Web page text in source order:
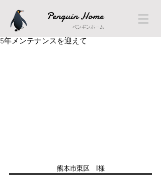
Penguin Home
ペンギンホーム
5年メンテナンスを迎えて
熊本市東区　I様